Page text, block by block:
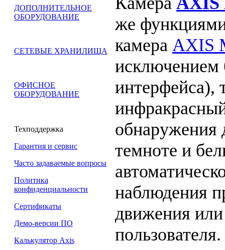
ДОПОЛНИТЕЛЬНОЕ
ОБОРУДОВАНИЕ
СЕТЕВЫЕ ХРАНИЛИЩА
ОФИСНОЕ
ОБОРУДОВАНИЕ
Техподдержка
Гарантия и сервис
Часто задаваемые вопросы
Политика
конфиденциальности
Сертификаты
Демо-версии ПО
Калькулятор Axis
же
камера AXIS
исключением
интерфейса),
обнаружения
темноте и
наблюдения
движения